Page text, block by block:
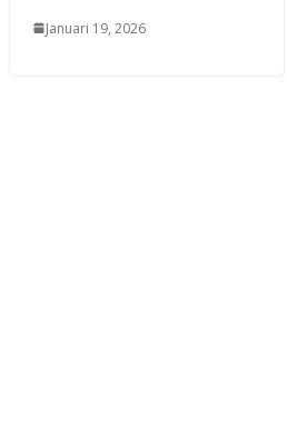
Januari 19, 2026